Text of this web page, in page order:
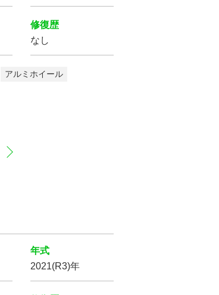
修復歴
なし
アルミホイール
年式
2021(R3)年